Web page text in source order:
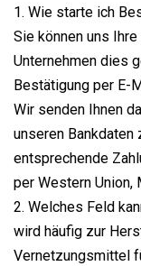
1. Wie starte ich
Sie können uns
Unternehmen dies
Bestätigung per E-
Wir senden Ihnen
unseren Bankdaten
entsprechende
per Western Union,
2. Welches Feld
wird häufig zur
Vernetzungsmittel